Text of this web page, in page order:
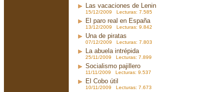
Las vacaciones de Lenin
15/12/2009 Lecturas: 7.585
El paro real en España
13/12/2009 Lecturas: 9.842
Una de piratas
07/12/2009 Lecturas: 7.803
La abuela intrépida
25/11/2009 Lecturas: 7.899
Socialismo pajillero
11/11/2009 Lecturas: 9.537
El Cobo útil
10/11/2009 Lecturas: 7.673